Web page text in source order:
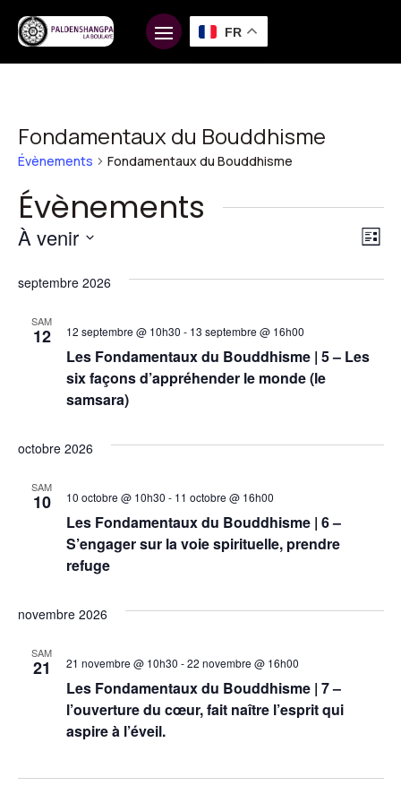
Fondamentaux du Bouddhisme
Évènements Fondamentaux du Bouddhisme
Évènements
Liste
À venir
une
septembre 2026
SAM
12
Les Fondamentaux du Bouddhisme | 5 – Les
six façons d’appréhender le monde (le
samsara)
12 septembre @ 10h30 - 13 septembre @ 16h00
octobre 2026
SAM
10
Les Fondamentaux du Bouddhisme | 6 –
S’engager sur la voie spirituelle, prendre
refuge
10 octobre @ 10h30 - 11 octobre @ 16h00
novembre 2026
SAM
21
Les Fondamentaux du Bouddhisme | 7 –
l’ouverture du cœur, fait naître l’esprit qui
aspire à l’éveil.
21 novembre @ 10h30 -22 novembre @ 16h00
FR